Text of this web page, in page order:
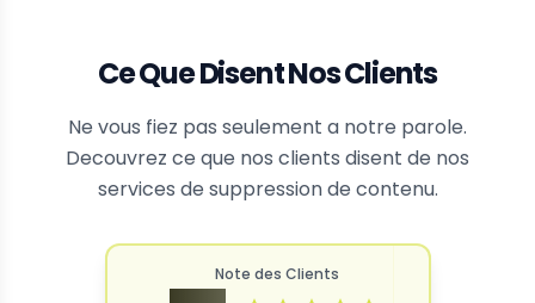
Ce Que Disent Nos Clients
Ne vous fiez pas seulement a notre parole.
Decouvrez ce que nos clients disent de nos
services de suppression de contenu.
Note des Clients